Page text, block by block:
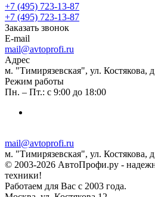
+7 (495) 723-13-87
+7 (495) 723-13-87
Заказать звонок
E-mail
mail@avtoprofi.ru
Адрес
м. "Тимирязевская", ул. Костякова,
Режим работы
Пн. – Пт.: с 9:00 до 18:00
mail@avtoprofi.ru
м. "Тимирязевская", ул. Костякова,
© 2003-2026 АвтоПрофи.ру -
техники!
Работаем для Вас с 2003 года.